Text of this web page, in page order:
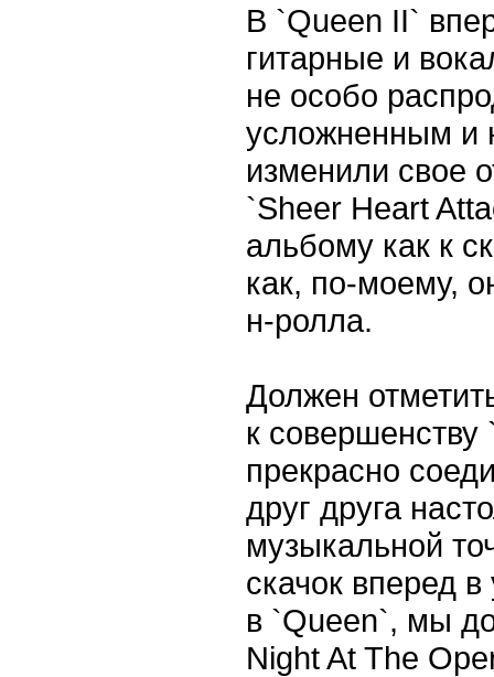
В `Queen II`
гитарные и
не особо
усложненным и
изменили свое
`Sheer Heart
альбому как к
как, по-моему,
н-ролла.
Должен
к
прекрасно
друг друга
музыкальной
скачок вперед
в `Queen`, мы
Night At The